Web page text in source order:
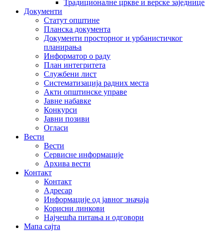
Традиционалне цркве и верске заједнице
Документи
Статут општине
Планска документа
Документи просторног и урбанистичког
планирања
Информатор о раду
План интегритета
Службени лист
Систематизација радних места
Акти општинске управе
Јавне набавке
Конкурси
Јавни позиви
Огласи
Вести
Вести
Сервисне информације
Архива вести
Контакт
Контакт
Адресар
Информације од јавног значаја
Корисни линкови
Најчешћа питања и одговори
Мапа сајта